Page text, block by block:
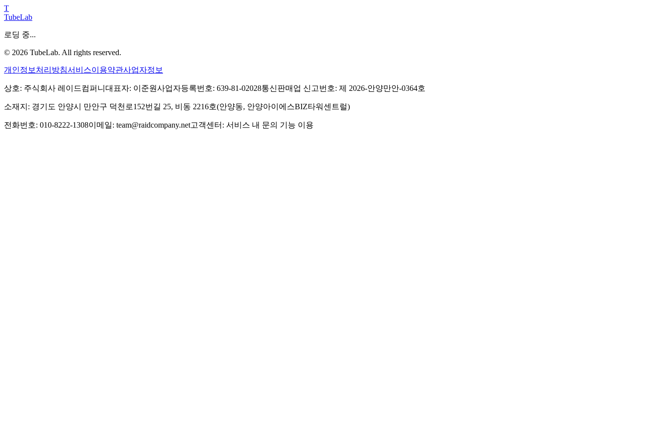
T
TubeLab
로딩 중...
© 2026 TubeLab. All rights reserved.
개인정보처리방침서비스이용약관사업자정보
상호: 주식회사 레이드컴퍼니 대표자: 이준원사업자등록번호: 639-81-02028통신판매업 신고번호: 제 2026-안양만안-0364호
소재지: 경기도 안양시 만안구 덕천로152번길 25, 비동 2216호(안양동, 안양아이에스BIZ타워센트럴)
전화번호: 010-8222-1308이메일: team@raidcompany.net고객센터: 서비스 내 문의 기능 이용